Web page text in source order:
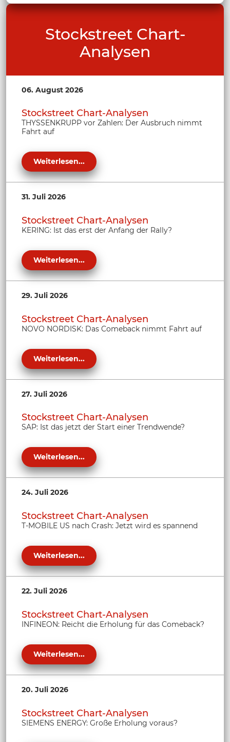
Stockstreet Chart-
Analysen
06. August 2026
Stockstreet Chart-Analysen
THYSSENKRUPP vor Zahlen: Der Ausbruch nimmt
Fahrt auf
Weiterlesen...
31. Juli 2026
Stockstreet Chart-Analysen
KERING: Ist das erst der Anfang der Rally?
Weiterlesen...
29. Juli 2026
Stockstreet Chart-Analysen
NOVO NORDISK: Das Comeback nimmt Fahrt auf
Weiterlesen...
27. Juli 2026
Stockstreet Chart-Analysen
SAP: Ist das jetzt der Start einer Trendwende?
Weiterlesen...
24. Juli 2026
Stockstreet Chart-Analysen
T-MOBILE US nach Crash: Jetzt wird es spannend
Weiterlesen...
22. Juli 2026
Stockstreet Chart-Analysen
INFINEON: Reicht die Erholung für das Comeback?
Weiterlesen...
20. Juli 2026
Stockstreet Chart-Analysen
SIEMENS ENERGY: Große Erholung voraus?